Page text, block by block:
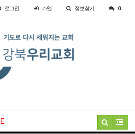
로그인 가입 정보찾기 0